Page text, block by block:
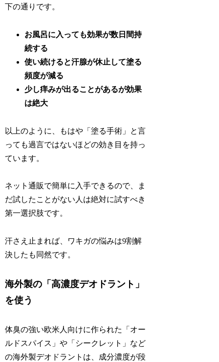
下の通りです。
お風呂に入っても効果が数日間持
続する
使い続けると汗腺が休止して塗る
頻度が減る
少し痒みが出ることがあるが効果
は絶大
以上のように、もはや「塗る手術」と言
っても過言ではないほどの効き目を持っ
ています。
ネット通販で簡単に入手できるので、ま
だ試したことがない人は絶対に試すべき
第一選択肢です。
汗さえ止まれば、ワキガの悩みは9割解
決したも同然です。
海外製の「高濃度デオドラント」
を使う
体臭の強い欧米人向けに作られた「オー
ルドスパイス」や「シークレット」など
の海外製デオドラントは、成分濃度が段